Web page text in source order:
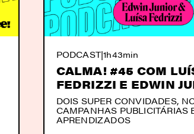
PODCAST|1h43min
CALMA! #45 COM
FEDRIZZI E EDWIN
DOIS SUPER CONVIDADES,
CAMPANHAS PUBLICITÁRIAS
APRENDIZADOS